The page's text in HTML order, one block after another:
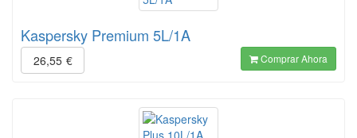
Kaspersky Premium 5L/1A
26,55 € Comprar Ahora